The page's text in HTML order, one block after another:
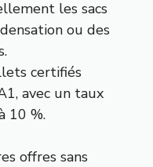
les sacs
ou des
certifiés
avec un taux
10 %.
offres sans